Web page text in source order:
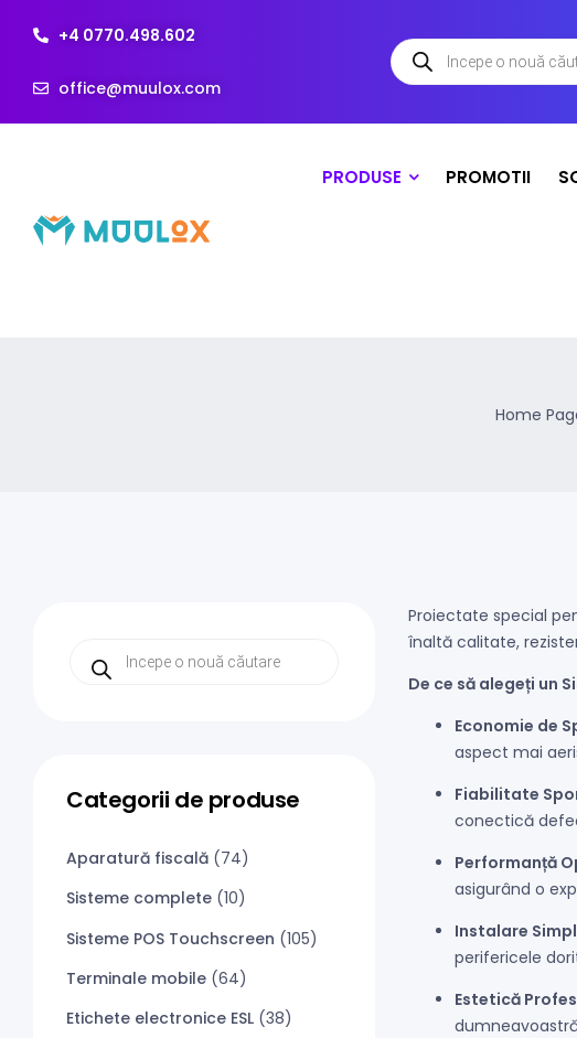
+4 0770.498.602
office@muulox.com
PRODUSE PROMOTII
Home
Proiectate special
înaltă calitate,
De ce să alegeți un
Economie de
aspect mai
Fiabilitate
conectică
Performanță
asigurând o
Instalare
perifericele
Estetică
Categorii de produse
Aparatură fiscală (74)
Sisteme complete (10)
Sisteme POS Touchscreen (105)
Terminale mobile (64)
Etichete electronice ESL (38)